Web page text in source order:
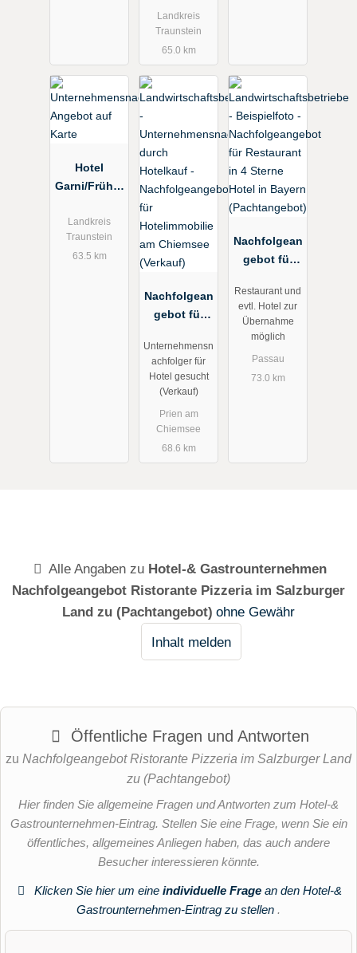
Chiemgau
(Kaufangeb
ot)
Landkreis
Traunstein
65.0 km
Hotel
Garni/Frühst
n im
Chiemgau
zum Kauf
Landkreis
Traunstein
63.5 km
Nachfolgean
gebot für
lie am
Chiemsee
(Verkauf)
Unternehmensn
achfolger für
Hotel gesucht
(Verkauf)
Prien am
Chiemsee
68.6 km
Nachfolgean
gebot für
in 4 Sterne
Hotel in
Bayern
Restaurant und
evtl. Hotel zur
Übernahme
möglich
Passau
73.0 km
Alle Angaben zu Hotel-& Gastrounternehmen
Nachfolgeangebot Ristorante Pizzeria im Salzburger
Land zu (Pachtangebot) ohne Gewähr
Inhalt melden
Öffentliche Fragen und Antworten
zu Nachfolgeangebot Ristorante Pizzeria im Salzburger Land
zu (Pachtangebot)
Hier finden Sie allgemeine Fragen und Antworten zum Hotel-&
Gastrounternehmen-Eintrag. Stellen Sie eine Frage, wenn Sie ein
öffentliches, allgemeines Anliegen haben, das auch andere
Besucher interessieren könnte.
Klicken Sie hier um eine individuelle Fragean den Hotel-&
Gastrounternehmen-Eintrag zu stellen .